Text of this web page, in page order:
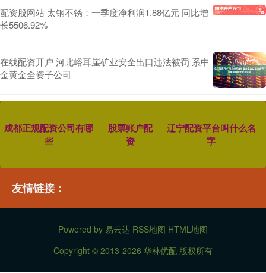
配资股网站 太钢不锈：一季度净利润1.88亿元 同比增
长5506.92%
在线配资开户 河北峪耳崖矿业安全出口违法被罚 系中
金黄金全资子公司
成都正规配资公司有哪
些
股票账户配
资
辽宁配资平台叫什么名
字
友情链接：
Powered by 易云达 RSS地图 HTML地图
Copyright © 2013-2026 华林优配 版权所有